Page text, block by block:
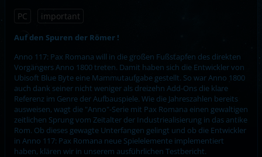
PC important
Auf den Spuren der Römer !
Anno 117: Pax Romana will in die großen Fußstapfen des direkten
Vorgängers Anno 1800 treten. Damit haben sich die Entwickler von
Ubisoft Blue Byte eine Mammutaufgabe gestellt. So war Anno 1800
auch dank seiner nicht weniger als dreizehn Add-Ons die klare
Referenz im Genre der Aufbauspiele. Wie die Jahreszahlen bereits
ausweisen, wagt die "Anno"-Serie mit Pax Romana einen gewaltigen
zeitlichen Sprung vom Zeitalter der Industriealisierung in das antike
Rom. Ob dieses gewagte Unterfangen gelingt und ob die Entwickler
in Anno 117: Pax Romana neue Spielelemente implementiert
haben, klären wir in unserem ausführlichen Testbericht.